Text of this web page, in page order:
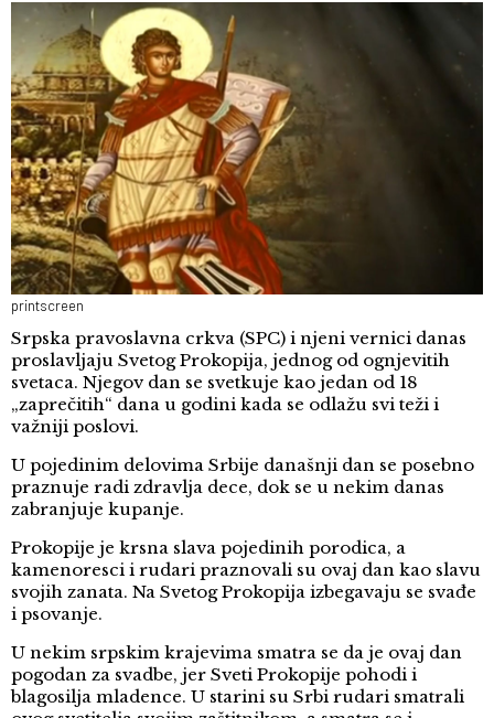
printscreen
Srpska pravoslavna crkva (SPC) i njeni vernici danas
proslavljaju Svetog Prokopija, jednog od ognjevitih
svetaca. Njegov dan se svetkuje kao jedan od 18
„zaprečitih“ dana u godini kada se odlažu svi teži i
važniji poslovi.
U pojedinim delovima Srbije današnji dan se posebno
praznuje radi zdravlja dece, dok se u nekim danas
zabranjuje kupanje.
Prokopije je krsna slava pojedinih porodica, a
kamenoresci i rudari praznovali su ovaj dan kao slavu
svojih zanata. Na Svetog Prokopija izbegavaju se svađe
i psovanje.
U nekim srpskim krajevima smatra se da je ovaj dan
pogodan za svadbe, jer Sveti Prokopije pohodi i
blagosilja mladence. U starini su Srbi rudari smatrali